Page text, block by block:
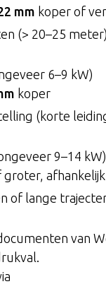
mm koper of
(> 20–25
6–9 kW)
koper
(korte
9–14 kW)
groter,
of lange
van